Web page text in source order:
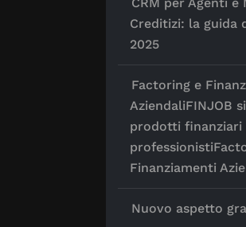
Creditizi: la guida
2025
Factoring e
AziendaliFINJOB
prodotti finanziari
Finanziamenti
Nuovo aspetto